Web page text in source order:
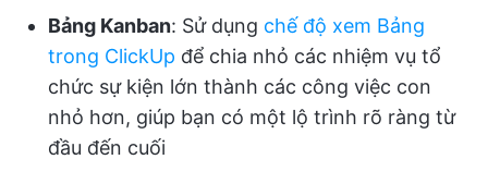
Bảng Kanban: Sử dụng chế độ xem Bảng
trong ClickUp để chia nhỏ các nhiệm vụ tổ
chức sự kiện lớn thành các công việc con
nhỏ hơn, giúp bạn có một lộ trình rõ ràng từ
đầu đến cuối